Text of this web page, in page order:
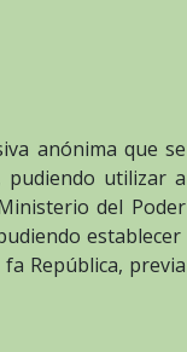
anónima que se
pudiendo utilizar a
del Poder
establecer
República, previa